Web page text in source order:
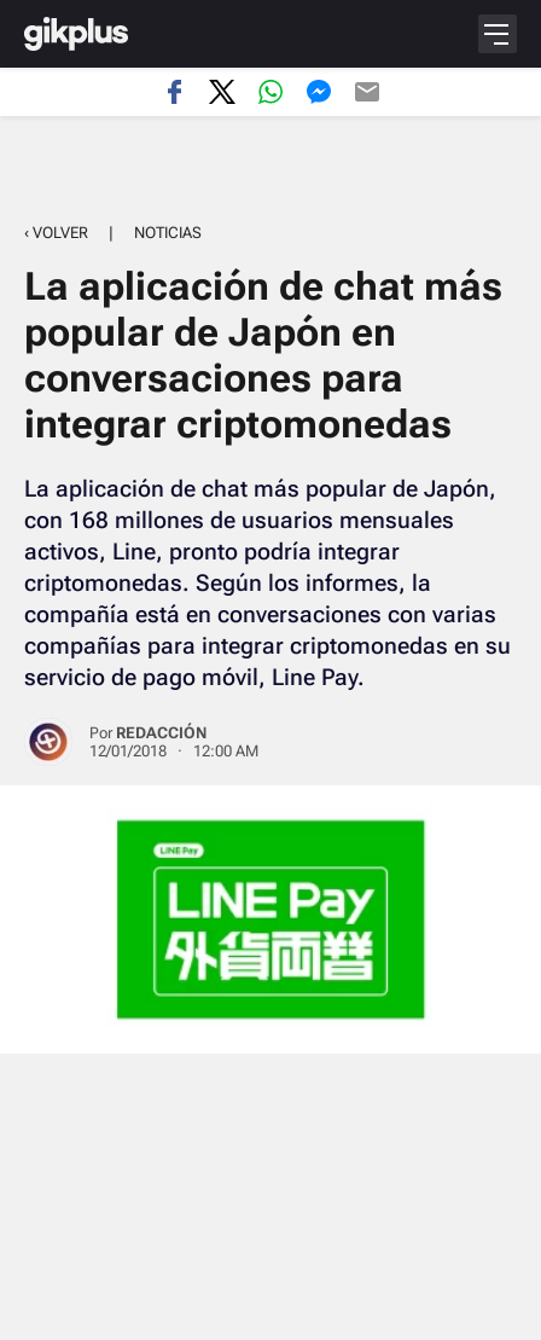
‹ VOLVER | NOTICIAS
La aplicación de chat más
popular de Japón en
conversaciones para
integrar criptomonedas
La aplicación de chat más popular de Japón,
con 168 millones de usuarios mensuales
activos, Line, pronto podría integrar
criptomonedas. Según los informes, la
compañía está en conversaciones con varias
compañías para integrar criptomonedas en su
servicio de pago móvil, Line Pay.
Por REDACCIÓN
12/01/2018 · 12:00 AM